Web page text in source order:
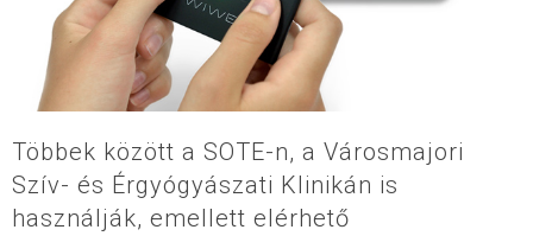
Többek között a SOTE-n, a Városmajori
Szív- és Érgyógyászati Klinikán is
használják, emellett elérhető